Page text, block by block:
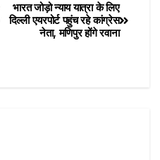
भारत जोड़ो न्याय यात्रा के लिए
दिल्ली एयरपोर्ट पहुंच रहे कांग्रेस
नेता, मणिपुर होंगे रवाना